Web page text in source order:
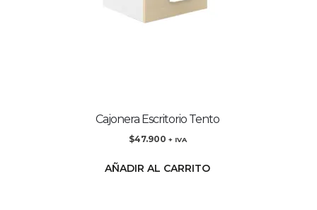
Cajonera Escritorio Tento
$47.900 + IVA
AÑADIR AL CARRITO